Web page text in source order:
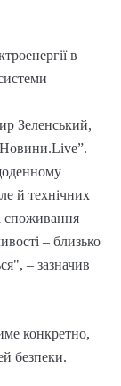
в
Зеленський,
й технічних
споживання
– близько
– зазначив
конкретно,
безпеки.